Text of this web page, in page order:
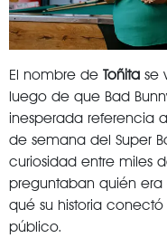
El nombre de Toñita se
luego de que Bad
inesperada referencia
de semana del Super
curiosidad entre miles
preguntaban quién era
qué su historia
público.